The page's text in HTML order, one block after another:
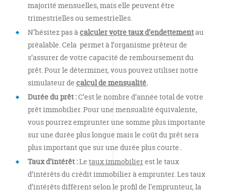
majorité mensuelles, mais elle peuvent être
trimestrielles ou semestrielles.
N’hésitez pas àcalculer votre taux d’endettementau
préalable. Cela permet à l’organisme prêteur de
s’assurer de votre capacité de remboursement du
prêt. Pour le déterminer, vous pouvez utiliser notre
simulateur de calcul de mensualité.
Durée du prêt :C’est le nombre d’année total de votre
prêt immobilier. Pour une mensualité équivalente,
vous pourrez emprunter une somme plus importante
sur une durée plus longue mais le coût du prêt sera
plus important que sur une durée plus courte..
Taux d’intérêt :Le taux immobilierest le taux
d’intérêts du crédit immobilier à emprunter. Les taux
d’intérêts diffèrent selon le profil de l’emprunteur, la